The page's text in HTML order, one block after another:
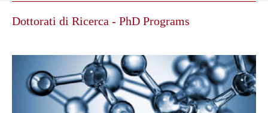
Dottorati di Ricerca - PhD Programs